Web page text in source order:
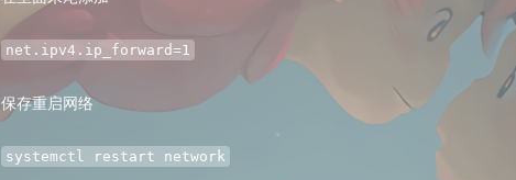
net.ipv4.ip_forward=1
保存重启网络
systemctl restart network